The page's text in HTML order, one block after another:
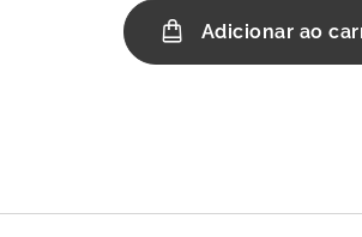
Adicionar ao